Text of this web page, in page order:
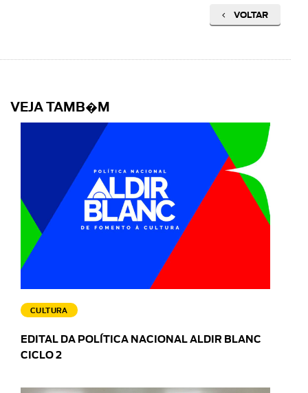
VOLTAR
VEJA TAMB�M
CULTURA
EDITAL DA POLÍTICA NACIONAL ALDIR BLANC
CICLO 2